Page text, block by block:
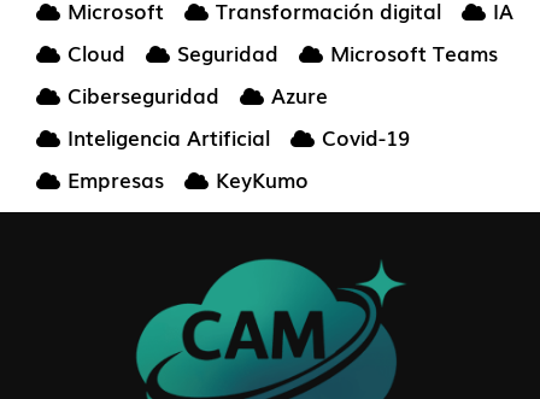
Microsoft Transformación digital
IA
Cloud
Seguridad
Microsoft Teams
Ciberseguridad
Azure
Inteligencia Artificial
Covid-19
Empresas
KeyKumo